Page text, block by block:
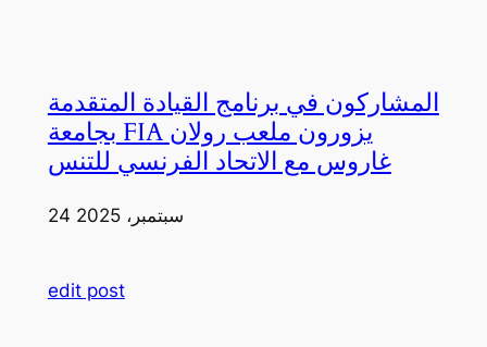
المشاركون في برنامج القيادة المتقدمة
بجامعة FIA يزورون ملعب رولان
غاروس مع الاتحاد الفرنسي للتنس
24 سبتمبر، 2025
edit post